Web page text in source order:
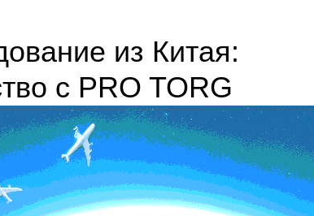
из Китая:
с PRO TORG